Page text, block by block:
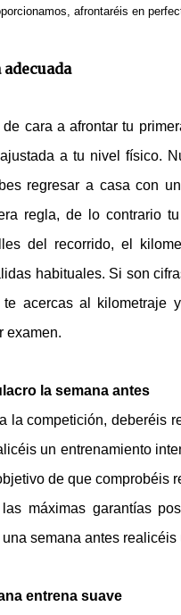
afrontaréis en
de cara a afrontar tu
a tu nivel físico.
regresar a casa con
regla, de lo contrario
del recorrido, el
habituales. Si son
acercas al kilometraje
examen.
la semana antes
la competición, deberéis
un entrenamiento
de que comprobéis
máximas garantías
semana antes realicéis
entrena suave